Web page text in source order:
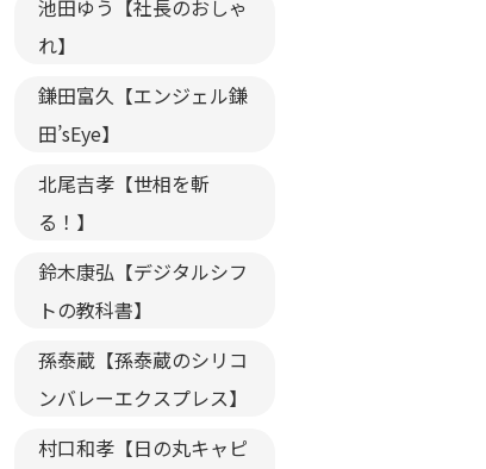
池田ゆう【社長のおしゃ
れ】
鎌田富久【エンジェル鎌
田’sEye】
北尾吉孝【世相を斬
る！】
鈴木康弘【デジタルシフ
トの教科書】
孫泰蔵【孫泰蔵のシリコ
ンバレーエクスプレス】
村口和孝【日の丸キャピ